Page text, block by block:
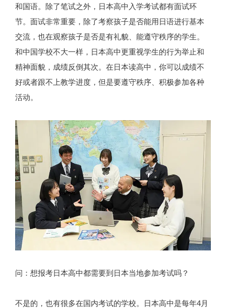
和国语。除了笔试之外，日本高中入学考试都有面试环
节。面试非常重要，除了考察孩子是否能用日语进行基本
交流，也在观察孩子是否是有礼貌、能遵守秩序的学生。
和中国学校不大一样，日本高中更重视学生的行为举止和
精神面貌，成绩反倒其次。在日本读高中，你可以成绩不
好或者跟不上教学进度，但是要遵守秩序、积极参加各种
活动。
问：想报考日本高中都需要到日本当地参加考试吗？
不是的，也有很多在国内考试的学校。日本高中是每年4月